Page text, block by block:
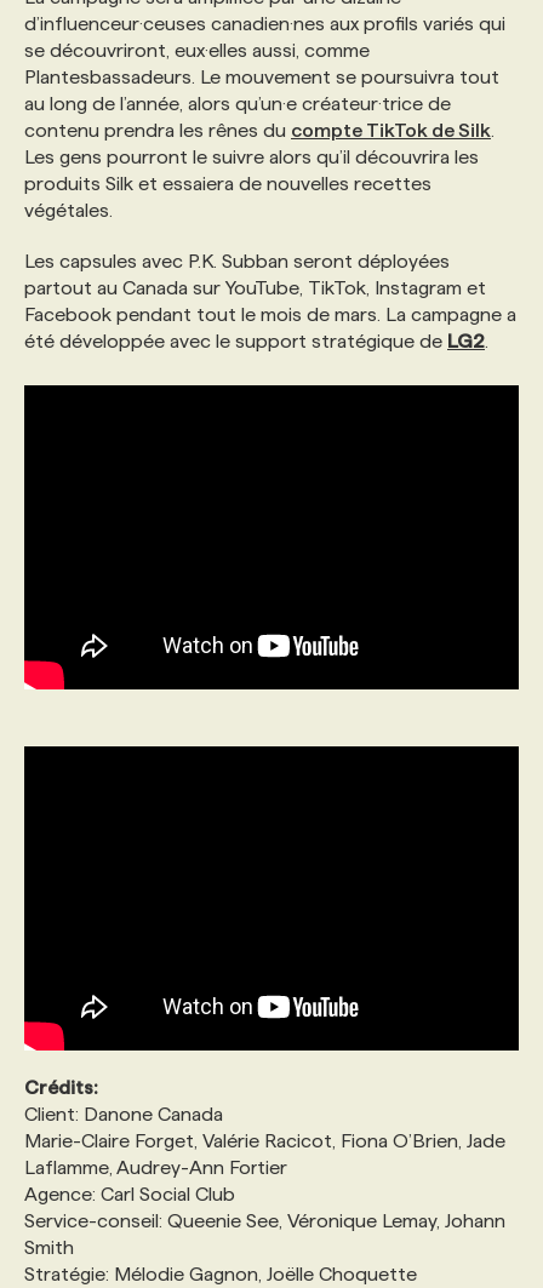
d’influenceur·ceuses canadien·nes aux profils variés qui
se découvriront, eux·elles aussi, comme
Plantesbassadeurs. Le mouvement se poursuivra tout
au long de l’année, alors qu’un·e créateur·trice de
contenu prendra les rênes du compte TikTok de Silk
Les gens pourront le suivre alors qu’il découvrira les
produits Silk et essaiera de nouvelles recettes
végétales.
Les capsules avec P.K. Subban seront déployées
partout au Canada sur YouTube, TikTok, Instagram et
Facebook pendant tout le mois de mars. La campagne a
été développée avec le support stratégique de LG2
Crédits:
Client: Danone Canada
Marie-Claire Forget, Valérie Racicot, Fiona O’Brien, Jade
Laflamme, Audrey-Ann Fortier
Agence: Carl Social Club
Service-conseil: Queenie See, Véronique Lemay, Johann
Smith
Stratégie: Mélodie Gagnon, Joëlle Choquette